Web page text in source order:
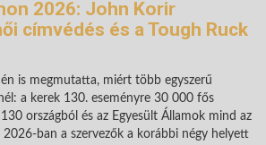
2026: John Korir
címvédés és a Tough Ruck
is megmutatta, miért több egyszerű
a kerek 130. eseményre 30 000 fős
országból és az Egyesült Államok mind az
2026-ban a szervezők a korábbi négy helyett